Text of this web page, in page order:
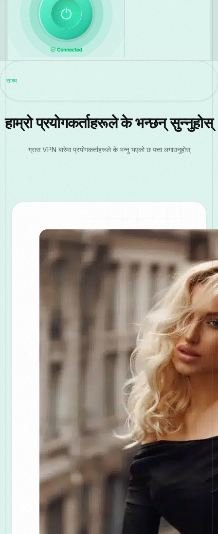
साक्ष्य
हाम्रो प्रयोगकर्ताहरूले के भन्छन् सुन्नुहोस्
ग्रास VPN बारेमा प्रयोगकर्ताहरूले के भन्नु भएको छ पत्ता लगाउनुहोस्